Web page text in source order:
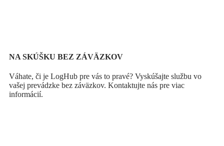
NA SKÚŠKU BEZ ZÁVÄZKOV
Váhate, či je LogHub pre vás to pravé? Vyskúšajte službu vo
vašej prevádzke bez záväzkov. Kontaktujte nás pre viac
informácií.